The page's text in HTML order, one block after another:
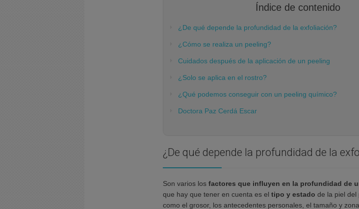
Índice de contenido
¿De qué depende la profundidad de la exfoliación?
¿Cómo se realiza un peeling?
Cuidados después de la aplicación de un peeling
¿Solo se aplica en el rostro?
¿Qué podemos conseguir con un peeling químico?
Doctora Paz Cerdá Escar
¿De qué depende la profundidad de la
Son varios los factores que influyen en la profundidad de
que hay que tener en cuenta es el tipo y estado de la piel del
como el grosor, los antecedentes personales, el tamaño y